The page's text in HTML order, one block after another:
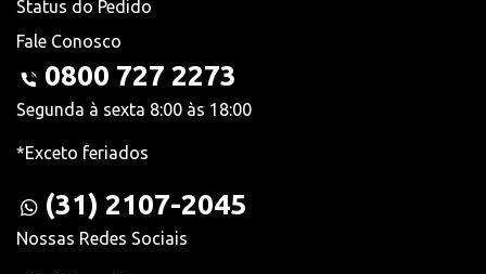
Status do Pedido
Fale Conosco
0800 727 2273
Segunda à sexta 8:00 às 18:00
*Exceto feriados
(31) 2107-2045
Nossas Redes Sociais